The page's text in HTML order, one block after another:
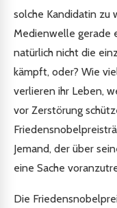
solche Kandidatin zu
Medienwelle gerade
natürlich nicht die
kämpft, oder? Wie
verlieren ihr Leben,
vor Zerstörung
Jemand, der über
eine Sache
Die